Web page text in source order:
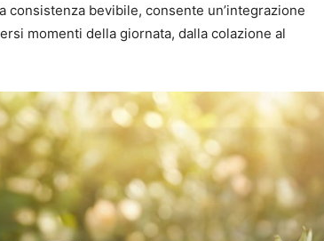
consistenza bevibile, consente un’integrazione
momenti della giornata, dalla colazione al